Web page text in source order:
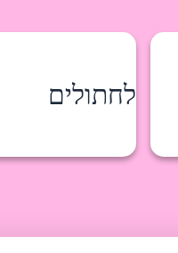
לחתולים